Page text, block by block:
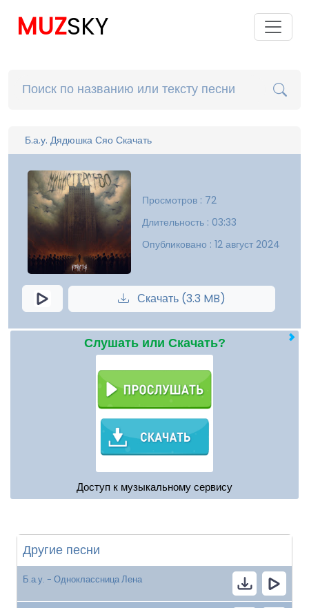
MUZSKY
Б.а.у. Дядюшка Сяо Скачать
Просмотров : 72
Длительность : 03:33
Опубликовано : 12 август 2024
Скачать (3.3 MB)
Слушать или Скачать?
Доступ к музыкальному сервису
Другие песни
Б.а.у. - Одноклассница Лена